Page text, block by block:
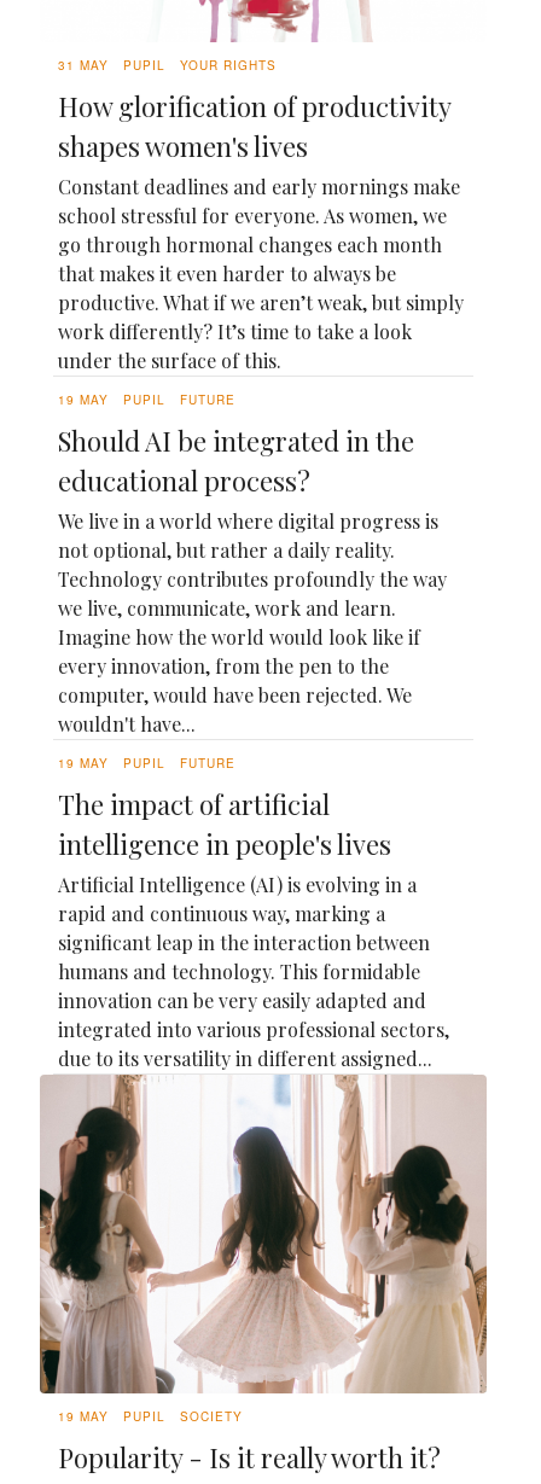
31 MAY PUPIL YOUR RIGHTS
How glorification of productivity
shapes women's lives
Constant deadlines and early mornings make
school stressful for everyone. As women, we
go through hormonal changes each month
that makes it even harder to always be
productive. What if we aren’t weak, but simply
work differently? It’s time to take a look
under the surface of this.
19 MAY PUPIL FUTURE
Should AI be integrated in the
educational process?
We live in a world where digital progress is
not optional, but rather a daily reality.
Technology contributes profoundly the way
we live, communicate, work and learn.
Imagine how the world would look like if
every innovation, from the pen to the
computer, would have been rejected. We
wouldn't have...
19 MAY PUPIL FUTURE
The impact of artificial
intelligence in people's lives
Artificial Intelligence (AI) is evolving in a
rapid and continuous way, marking a
significant leap in the interaction between
humans and technology. This formidable
innovation can be very easily adapted and
integrated into various professional sectors,
due to its versatility in different assigned...
19 MAY PUPIL SOCIETY
Popularity - Is it really worth it?